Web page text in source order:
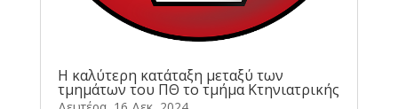
Η καλύτερη κατάταξη μεταξύ των
τμημάτων του ΠΘ το τμήμα Κτηνιατρικής